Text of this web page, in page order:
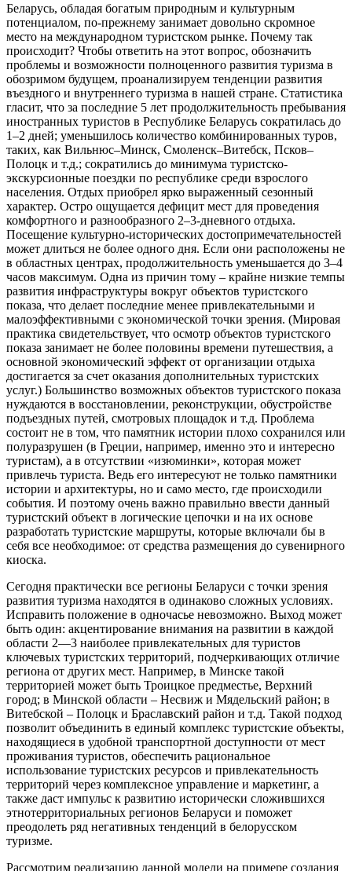
Беларусь, обладая богатым природным и культурным
потенциалом, по-прежнему занимает довольно скромное
место на международном туристском рынке. Почему так
происходит? Чтобы ответить на этот вопрос, обозначить
проблемы и возможности полноценного развития туризма в
обозримом будущем, проанализируем тенденции развития
въездного и внутреннего туризма в нашей стране. Статистика
гласит, что за последние 5 лет продолжительность пребывания
иностранных туристов в Республике Беларусь сократилась до
1–2 дней; уменьшилось количество комбинированных туров,
таких, как Вильнюс–Минск, Смоленск–Витебск, Псков–
Полоцк и т.д.; сократились до минимума туристско-
экскурсионные поездки по республике среди взрослого
населения. Отдых приобрел ярко выраженный сезонный
характер. Остро ощущается дефицит мест для проведения
комфортного и разнообразного 2–3-дневного отдыха.
Посещение культурно-исторических достопримечательностей
может длиться не более одного дня. Если они расположены не
в областных центрах, продолжительность уменьшается до 3–4
часов максимум. Одна из причин тому – крайне низкие темпы
развития инфраструктуры вокруг объектов туристского
показа, что делает последние менее привлекательными и
малоэффективными с экономической точки зрения. (Мировая
практика свидетельствует, что осмотр объектов туристского
показа занимает не более половины времени путешествия, а
основной экономический эффект от организации отдыха
достигается за счет оказания дополнительных туристских
услуг.) Большинство возможных объектов туристского показа
нуждаются в восстановлении, реконструкции, обустройстве
подъездных путей, смотровых площадок и т.д. Проблема
состоит не в том, что памятник истории плохо сохранился или
полуразрушен (в Греции, например, именно это и интересно
туристам), а в отсутствии «изюминки», которая может
привлечь туриста. Ведь его интересуют не только памятники
истории и архитектуры, но и само место, где происходили
события. И поэтому очень важно правильно ввести данный
туристский объект в логические цепочки и на их основе
разработать туристские маршруты, которые включали бы в
себя все необходимое: от средства размещения до сувенирного
киоска.
Сегодня практически все регионы Беларуси с точки зрения
развития туризма находятся в одинаково сложных условиях.
Исправить положение в одночасье невозможно. Выход может
быть один: акцентирование внимания на развитии в каждой
области 2—3 наиболее привлекательных для туристов
ключевых туристских территорий, подчеркивающих отличие
региона от других мест. Например, в Минске такой
территорией может быть Троицкое предместье, Верхний
город; в Минской области – Несвиж и Мядельский район; в
Витебской – Полоцк и Браславский район и т.д. Такой подход
позволит объединить в единый комплекс туристские объекты,
находящиеся в удобной транспортной доступности от мест
проживания туристов, обеспечить рациональное
использование туристских ресурсов и привлекательность
территорий через комплексное управление и маркетинг, а
также даст импульс к развитию исторически сложившихся
этнотерриториальных регионов Беларуси и поможет
преодолеть ряд негативных тенденций в белорусском
туризме.
Рассмотрим реализацию данной модели на примере создания